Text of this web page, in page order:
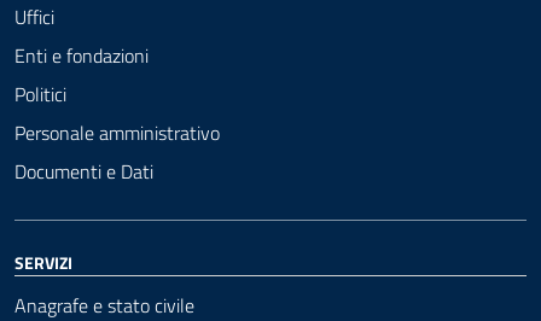
Uffici
Enti e fondazioni
Politici
Personale amministrativo
Documenti e Dati
SERVIZI
Anagrafe e stato civile